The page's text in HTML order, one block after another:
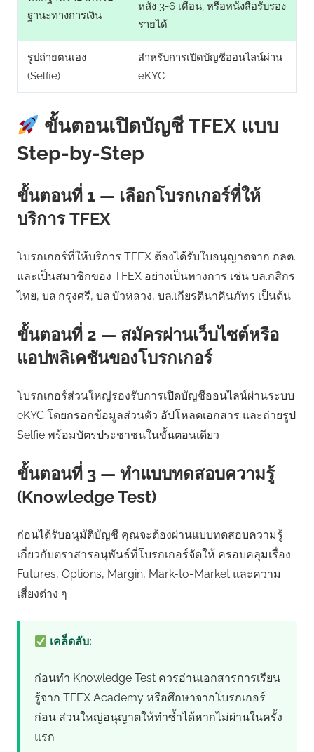
ฐานะทางการเงิน
หลัง 3-6 เดือน, หรือหนังสือรับรอง
รายได้
รูปถ่ายตนเอง
(Selfie)
สำหรับการเปิดบัญชีออนไลน์ผ่าน
eKYC
ขั้นตอนเปิดบัญชี TFEX แบบ
Step-by-Step
ขั้นตอนที่ 1 — เลือกโบรกเกอร์ที่ให้
บริการ TFEX
โบรกเกอร์ที่ให้บริการ TFEX ต้องได้รับใบอนุญาตจาก กลต.
และเป็นสมาชิกของ TFEX อย่างเป็นทางการ เช่น บล.กสิกร
ไทย, บล.กรุงศรี, บล.บัวหลวง, บล.เกียรตินาคินภัทร เป็นต้น
ขั้นตอนที่ 2 — สมัครผ่านเว็บไซต์หรือ
แอปพลิเคชันของโบรกเกอร์
โบรกเกอร์ส่วนใหญ่รองรับการเปิดบัญชีออนไลน์ผ่านระบบ
eKYC โดยกรอกข้อมูลส่วนตัว อัปโหลดเอกสาร และถ่ายรูป
Selfie พร้อมบัตรประชาชนในขั้นตอนเดียว
ขั้นตอนที่ 3 — ทำแบบทดสอบความรู้
(Knowledge Test)
ก่อนได้รับอนุมัติบัญชี คุณจะต้องผ่านแบบทดสอบความรู้
เกี่ยวกับตราสารอนุพันธ์ที่โบรกเกอร์จัดให้ ครอบคลุมเรื่อง
Futures, Options, Margin, Mark-to-Market และความ
เสี่ยงต่าง ๆ
เคล็ดลับ:
ก่อนทำ Knowledge Test ควรอ่านเอกสารการเรียน
รู้จาก TFEX Academy หรือศึกษาจากโบรกเกอร์
ก่อน ส่วนใหญ่อนุญาตให้ทำซ้ำได้หากไม่ผ่านในครั้ง
แรก